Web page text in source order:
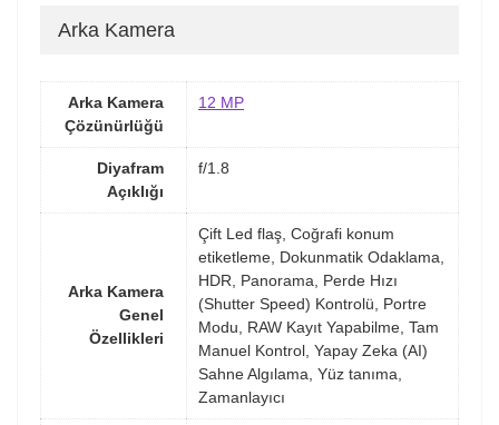
Arka Kamera
Arka Kamera
Çözünürlüğü
12 MP
Diyafram
Açıklığı
f/1.8
Arka Kamera
Genel
Özellikleri
Çift Led flaş, Coğrafi konum
etiketleme, Dokunmatik Odaklama,
HDR, Panorama, Perde Hızı
(Shutter Speed) Kontrolü, Portre
Modu, RAW Kayıt Yapabilme, Tam
Manuel Kontrol, Yapay Zeka (AI)
Sahne Algılama, Yüz tanıma,
Zamanlayıcı